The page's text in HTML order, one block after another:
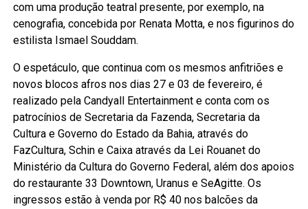
com uma produção teatral presente, por exemplo, na
cenografia, concebida por Renata Motta, e nos figurinos do
estilista Ismael Souddam.
O espetáculo, que continua com os mesmos anfitriões e
novos blocos afros nos dias 27 e 03 de fevereiro, é
realizado pela Candyall Entertainment e conta com os
patrocínios de Secretaria da Fazenda, Secretaria da
Cultura e Governo do Estado da Bahia, através do
FazCultura, Schin e Caixa através da Lei Rouanet do
Ministério da Cultura do Governo Federal, além dos apoios
do restaurante 33 Downtown, Uranus e SeAgitte. Os
ingressos estão à venda por R$ 40 nos balcões da